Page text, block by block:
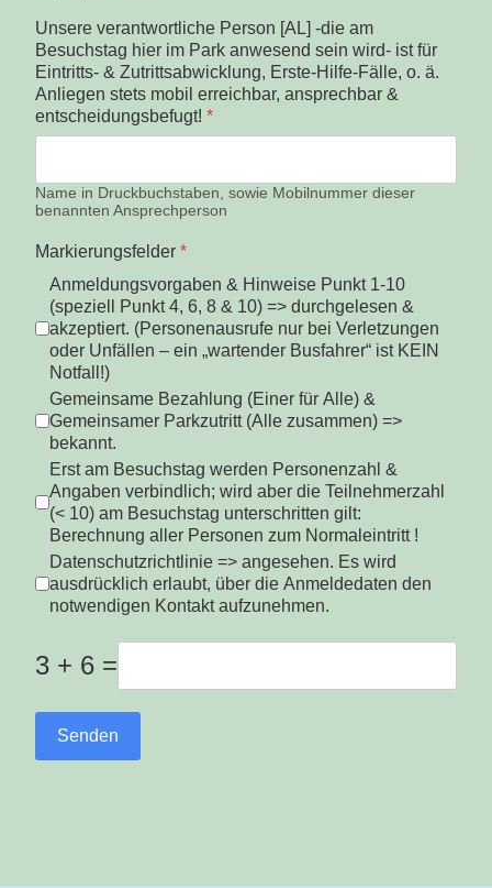
Unsere verantwortliche Person [AL] -die am
Besuchstag hier im Park anwesend sein wird- ist für
Eintritts- & Zutrittsabwicklung, Erste-Hilfe-Fälle, o. ä.
Anliegen stets mobil erreichbar, ansprechbar &
entscheidungsbefugt! *
Name in Druckbuchstaben, sowie Mobilnummer dieser
benannten Ansprechperson
Markierungsfelder *
Anmeldungsvorgaben & Hinweise Punkt 1-10
(speziell Punkt 4, 6, 8 & 10) => durchgelesen &
akzeptiert. (Personenausrufe nur bei Verletzungen
oder Unfällen – ein „wartender Busfahrer“ ist KEIN
Notfall!)
Gemeinsame Bezahlung (Einer für Alle) &
Gemeinsamer Parkzutritt (Alle zusammen) =>
bekannt.
Erst am Besuchstag werden Personenzahl &
Angaben verbindlich; wird aber die Teilnehmerzahl
(< 10) am Besuchstag unterschritten gilt:
Berechnung aller Personen zum Normaleintritt !
Datenschutzrichtlinie => angesehen. Es wird
ausdrücklich erlaubt, über die Anmeldedaten den
notwendigen Kontakt aufzunehmen.
3 + 6 =
Senden